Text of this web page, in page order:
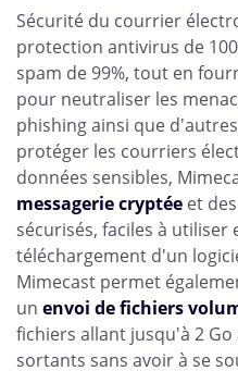
Sécurité du courrier
protection antivirus de
spam de 99%, tout en
pour neutraliser les
phishing ainsi que
protéger les courriers
données sensibles,
messagerie cryptée et
sécurisés, faciles à utiliser
téléchargement d'un
Mimecast permet
un envoi de fichiers
fichiers allant jusqu'à 2
sortants sans avoir à se